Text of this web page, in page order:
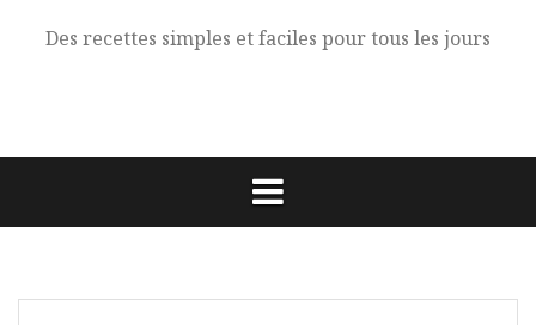
Des recettes simples et faciles pour tous les jours